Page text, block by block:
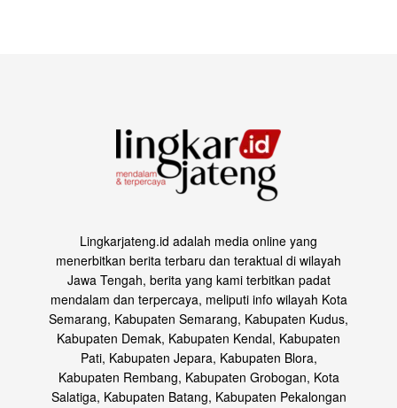
Lingkarjateng.id adalah media online yang
menerbitkan berita terbaru dan teraktual di wilayah
Jawa Tengah, berita yang kami terbitkan padat
mendalam dan terpercaya, meliputi info wilayah Kota
Semarang, Kabupaten Semarang, Kabupaten Kudus,
Kabupaten Demak, Kabupaten Kendal, Kabupaten
Pati, Kabupaten Jepara, Kabupaten Blora,
Kabupaten Rembang, Kabupaten Grobogan, Kota
Salatiga, Kabupaten Batang, Kabupaten Pekalongan